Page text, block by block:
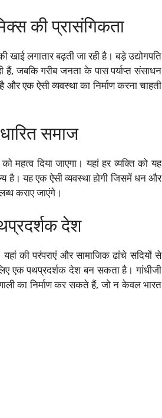
की प्रासंगिकता
लगातार बढ़ती जा रही है। बड़े उद्योगपति
जबकि गरीब जनता के पास पर्याप्त संसाधन
एक ऐसी व्यवस्था का निर्माण करना चाहती
समाज
महत्व दिया जाएगा। यहां हर व्यक्ति को यह
है। यह एक ऐसी व्यवस्था होगी जिसमें धन और
कराए जाएंगे।
देश
की परंपराएं और सामाजिक ढांचे सदियों से
एक पथप्रदर्शक देश बन सकता है। गांधीजी
का निर्माण कर सकते हैं, जो न केवल भारत